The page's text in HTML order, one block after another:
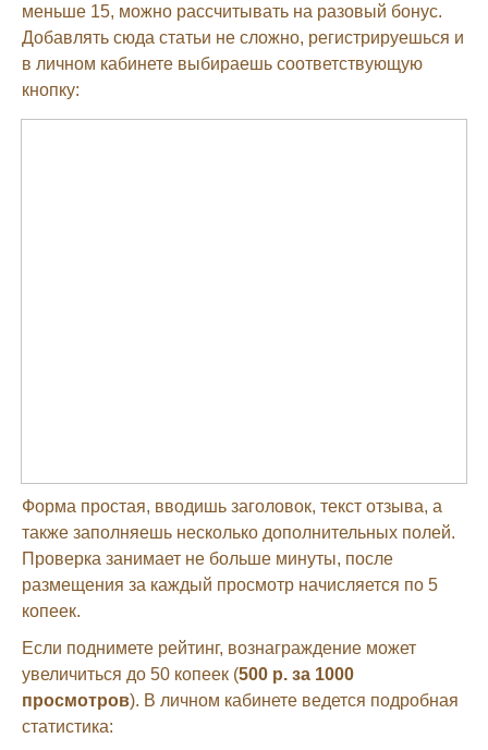
меньше 15, можно рассчитывать на разовый бонус.
Добавлять сюда статьи не сложно, регистрируешься и
в личном кабинете выбираешь соответствующую
кнопку:
Форма простая, вводишь заголовок, текст отзыва, а
также заполняешь несколько дополнительных полей.
Проверка занимает не больше минуты, после
размещения за каждый просмотр начисляется по 5
копеек.
Если поднимете рейтинг, вознаграждение может
увеличиться до 50 копеек (500 р. за 1000
просмотров). В личном кабинете ведется подробная
статистика: